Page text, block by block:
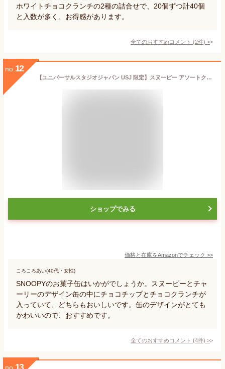
ホワイトチョコクランチの2種の詰合せで、20個ずつ計40個
と入数が多く、お得感があります。
全てのおすすめコメント (2件) >
no. 12
【ユニバーサルスタジオジャパン USJ 限定】スヌーピー アソートクッキー ワンダーランド お土産 お菓子 ユニバ グッズ プレゼント
ショップでみる
価格と在庫をAmazonでチェック >>
ころころあい(40代・女性)
SNOOPYのお菓子缶はいかがでしょうか。スヌーピーとチャ
ーリーのデザイン缶の中にチョコチップとチョコクランチが
入っていて、どちらもおいしいです。缶のデザインがとても
かわいいので、おすすめです。
全てのおすすめコメント (4件) >
13